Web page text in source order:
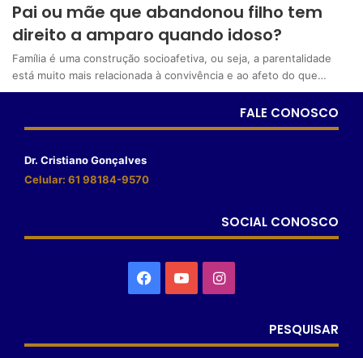
Pai ou mãe que abandonou filho tem
direito a amparo quando idoso?
Família é uma construção socioafetiva, ou seja, a parentalidade
está muito mais relacionada à convivência e ao afeto do que…
FALE CONOSCO
Dr. Cristiano Gonçalves
Celular: 61 98184-9570
SOCIAL CONOSCO
PESQUISAR